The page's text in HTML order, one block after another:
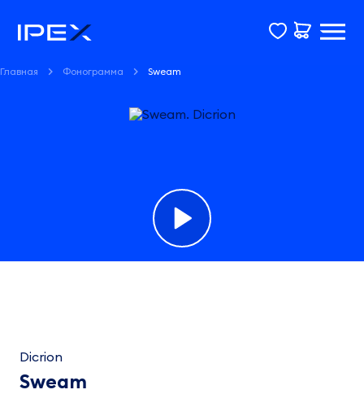
Главная Фонограмма Sweam
DicrionDicrion
Sweam